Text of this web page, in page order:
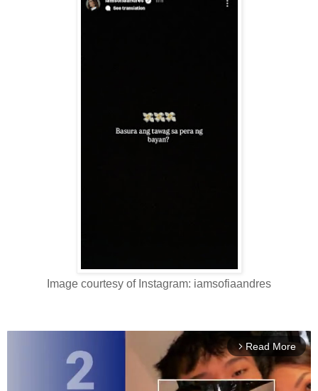
Image courtesy of Instagram: iamsofiaandres
arrow_forward_ios Read More